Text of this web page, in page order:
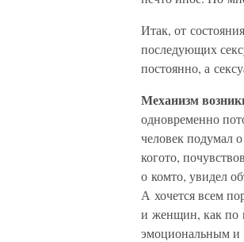
Итак, от
последующих
постоянно, а
Механизм
одновременно
человек подумал
когото,
о комто, увидел
А хочется всем
и женщин, как по
эмоциональным и